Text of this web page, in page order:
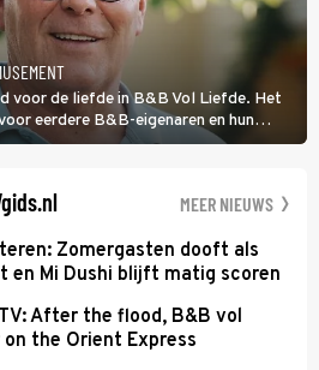
voor de liefde in B&B Vol Liefde. Het
eerdere B&B-eigenaren en hun
gastenverblijf in Spanje. De 62-jarige
MEER NIEUWS
Zomergasten dooft als
en Mi Dushi blijft matig scoren
After the flood, B&B vol
the Orient Express